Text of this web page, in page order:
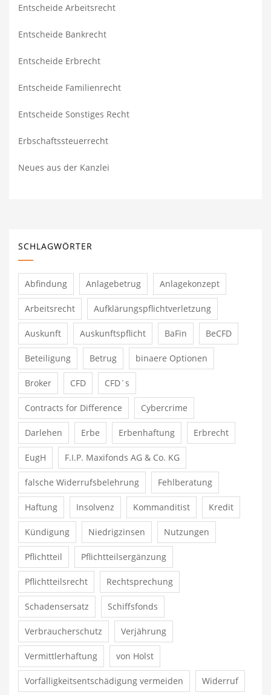
Entscheide Arbeitsrecht
Entscheide Bankrecht
Entscheide Erbrecht
Entscheide Familienrecht
Entscheide Sonstiges Recht
Erbschaftssteuerrecht
Neues aus der Kanzlei
SCHLAGWÖRTER
Abfindung Anlagebetrug Anlagekonzept
Arbeitsrecht Aufklärungspflichtverletzung
Auskunft Auskunftspflicht BaFin BeCFD
Beteiligung Betrug binaere Optionen
Broker CFD CFD´s
Contracts for Difference Cybercrime
Darlehen Erbe Erbenhaftung Erbrecht
EugH F.I.P. Maxifonds AG & Co. KG
falsche Widerrufsbelehrung Fehlberatung
Haftung Insolvenz Kommanditist Kredit
Kündigung Niedrigzinsen Nutzungen
Pflichtteil Pflichtteilsergänzung
Pflichtteilsrecht Rechtsprechung
Schadensersatz Schiffsfonds
Verbraucherschutz Verjährung
Vermittlerhaftung von Holst
Vorfälligkeitsentschädigung vermeiden Widerruf